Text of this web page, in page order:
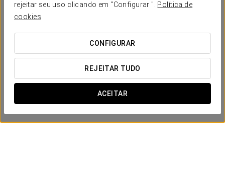
rejeitar seu uso clicando em "Configurar ". Política de
cookies
CONFIGURAR
REJEITAR TUDO
ACEITAR